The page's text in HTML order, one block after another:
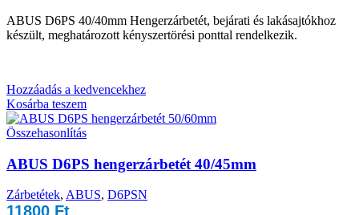
ABUS D6PS 40/40mm Hengerzárbetét, bejárati és lakásajtókhoz
készült, meghatározott kényszertörési ponttal rendelkezik.
Hozzáadás a kedvencekhez
Kosárba teszem
Összehasonlítás
ABUS D6PS hengerzárbetét 40/45mm
Zárbetétek, ABUS, D6PSN
11800 Ft